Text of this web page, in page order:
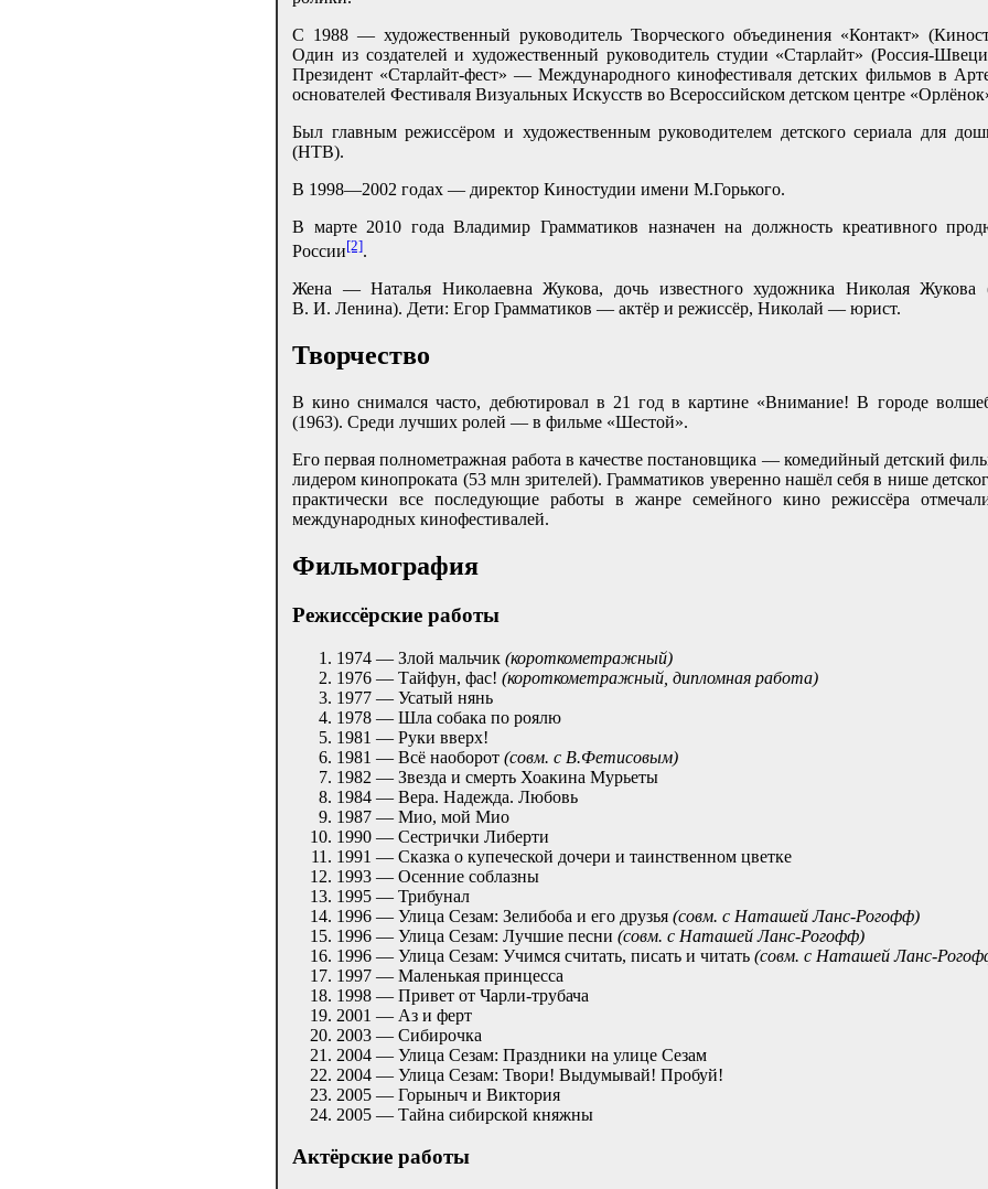
С 1988 — художественный руководитель Творческого объединения «Контакт»
Один из создателей и художественный руководитель студии «Старлайт» (Россия-
Президент «Старлайт-фест» — Международного кинофестиваля детских фильмов в
основателей Фестиваля Визуальных Искусств во Всероссийском детском центре
Был главным режиссёром и художественным руководителем детского сериала для
(НТВ).
В 1998—2002 годах — директор Киностудии имени М.Горького.
В марте 2010 года Владимир Грамматиков назначен на должность креативного
России[2].
Жена — Наталья Николаевна Жукова, дочь известного художника Николая Жукова
В. И. Ленина). Дети: Егор Грамматиков — актёр и режиссёр, Николай — юрист.
Творчество
В кино снимался часто, дебютировал в 21 год в картине «Внимание! В городе
(1963). Среди лучших ролей — в фильме «Шестой».
Его первая полнометражная работа в качестве постановщика — комедийный детский
лидером кинопроката (53 млн зрителей). Грамматиков уверенно нашёл себя в нише
практически все последующие работы в жанре семейного кино режиссёра
международных кинофестивалей.
Фильмография
Режиссёрские работы
1974 — Злой мальчик (короткометражный)
1976 — Тайфун, фас! (короткометражный, дипломная работа)
1977 — Усатый нянь
1978 — Шла собака по роялю
1981 — Руки вверх!
1981 — Всё наоборот (совм. с В.Фетисовым)
1982 — Звезда и смерть Хоакина Мурьеты
1984 — Вера. Надежда. Любовь
1987 — Мио, мой Мио
1990 — Сестрички Либерти
1991 — Сказка о купеческой дочери и таинственном цветке
1993 — Осенние соблазны
1995 — Трибунал
1996 — Улица Сезам: Зелибоба и его друзья (совм. с Наташей Ланс-Рогофф)
1996 — Улица Сезам: Лучшие песни (совм. с Наташей Ланс-Рогофф)
1996 — Улица Сезам: Учимся считать, писать и читать (совм. с Наташей Ланс-
1997 — Маленькая принцесса
1998 — Привет от Чарли-трубача
2001 — Аз и ферт
2003 — Сибирочка
2004 — Улица Сезам: Праздники на улице Сезам
2004 — Улица Сезам: Твори! Выдумывай! Пробуй!
2005 — Горыныч и Виктория
2005 — Тайна сибирской княжны
Актёрские работы